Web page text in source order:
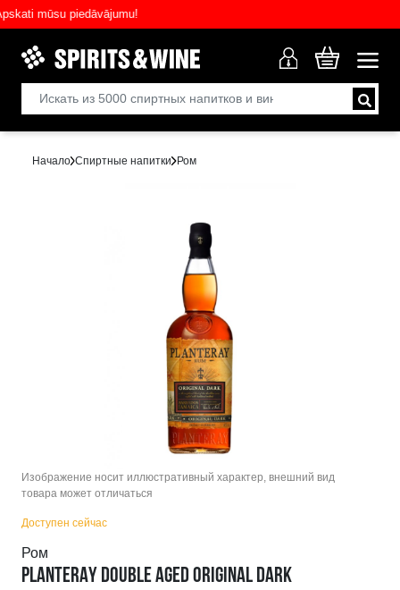
mūsu piedāvājumu!
Начало Спиртные напитки Ром
Изображение носит иллюстративный характер, внешний вид
товара может отличаться
Доступен сейчас
Ром
PLANTERAY DOUBLE AGED ORIGINAL DARK